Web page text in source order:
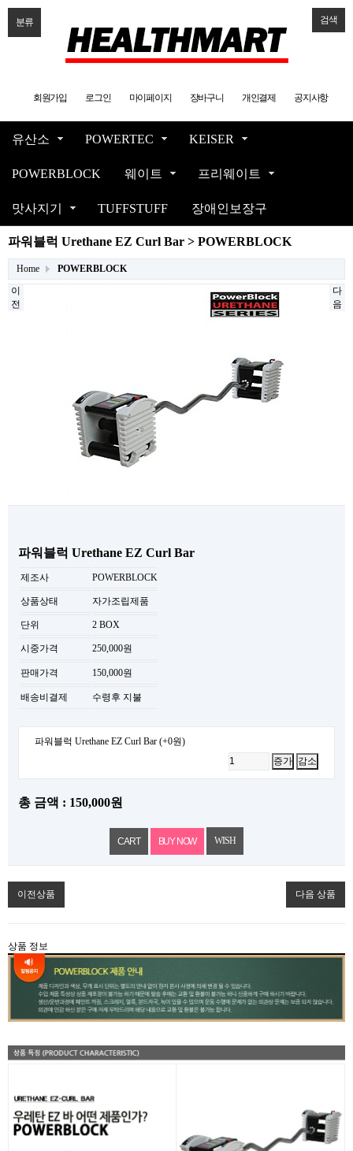
분류 검색
회원가입 로그인 마이페이지 장바구니 개인결제 공지사항
유산소 POWERTEC KEISER
POWERBLOCK 웨이트 프리웨이트
맛사지기 TUFFSTUFF 장애인보장구
파워블럭 Urethane EZ Curl Bar > POWERBLOCK
Home
POWERBLOCK
이
전
다
음
파워블럭 Urethane EZ Curl Bar
제조사 POWERBLOCK
상품상태 자가조립제품
단위 2 BOX
시중가격 250,000원
판매가격 150,000원
배송비결제 수령후 지불
파워블럭 Urethane EZ Curl Bar (+0원)
증가 감소
총 금액 : 150,000원
WISH
이전상품 다음 상품
상품 정보